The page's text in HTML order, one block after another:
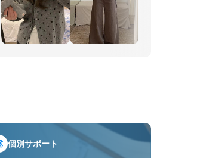
個別サポート